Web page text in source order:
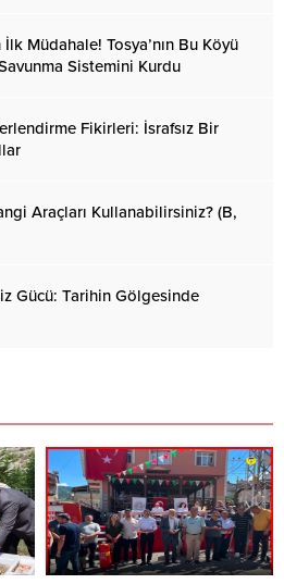
Müdahale! Tosya’nın Bu Köyü
Sistemini Kurdu
Fikirleri: İsrafsız Bir
Araçları Kullanabilirsiniz? (B,
Gücü: Tarihin Gölgesinde